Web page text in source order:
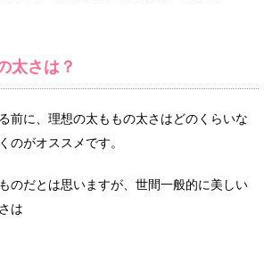
太さは？
前に、理想の太ももの太さはどのくらいな
のがオススメです。
のだとは思いますが、世間一般的に美しい
は